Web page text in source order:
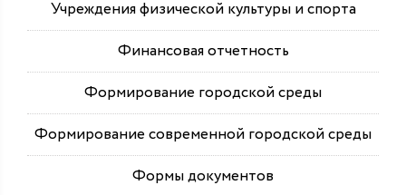
Учреждения физической культуры и спорта
Финансовая отчетность
Формирование городской среды
Формирование современной городской среды
Формы документов